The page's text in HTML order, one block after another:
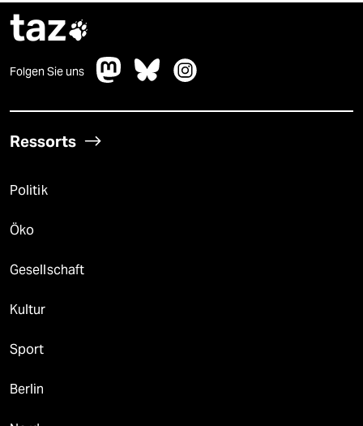
taz
Folgen Sie uns
Ressorts
Politik
Öko
Gesellschaft
Kultur
Sport
Berlin